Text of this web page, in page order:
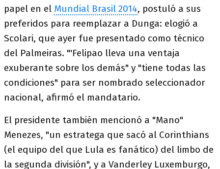
papel en el Mundial Brasil 2014, postuló a sus
preferidos para reemplazar a Dunga: elogió a
Scolari, que ayer fue presentado como técnico
del Palmeiras. "'Felipao lleva una ventaja
exuberante sobre los demás" y "tiene todas las
condiciones" para ser nombrado seleccionador
nacional, afirmó el mandatario.
El presidente también mencionó a "Mano"
Menezes, "un estratega que sacó al Corinthians
(el equipo del que Lula es fanático) del limbo de
la segunda división", y a Vanderley Luxemburgo,